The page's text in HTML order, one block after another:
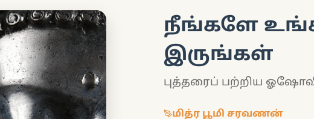
நீங்களே
இருங்கள்
புத்தரைப் பற்றிய
மித்ர பூமி சரவணன்